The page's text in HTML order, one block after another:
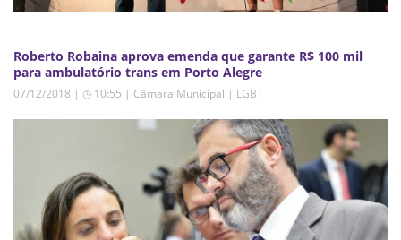
Roberto Robaina aprova emenda que garante R$ 100 mil
para ambulatório trans em Porto Alegre
07/12/2018 | ◷ 10:55 | Câmara Municipal | LGBT